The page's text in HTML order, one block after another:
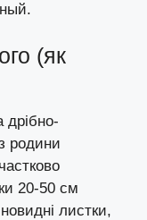
(як
дрібно-
родини
20-50 см
листки,